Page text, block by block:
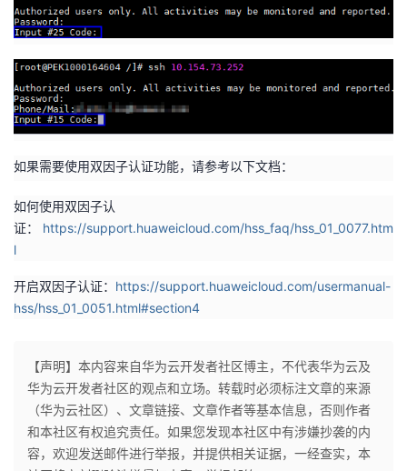
如果需要使用双因子认证功能，请参考以下文档：
如何使用双因子认
证： https://support.huaweicloud.com/hss_faq/hss_01_0077.htm
l
开启双因子认证： https://support.huaweicloud.com/usermanual-
hss/hss_01_0051.html#section4
【声明】本内容来自华为云开发者社区博主，不代表华为云及
华为云开发者社区的观点和立场。转载时必须标注文章的来源
（华为云社区）、文章链接、文章作者等基本信息，否则作者
和本社区有权追究责任。如果您发现本社区中有涉嫌抄袭的内
容，欢迎发送邮件进行举报，并提供相关证据，一经查实，本